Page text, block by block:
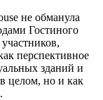
не обманула
Гостиного
перспективное
зданий и
целом, но и как